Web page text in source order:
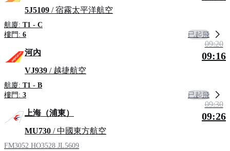
5J5109 / 宿霧太平洋航空
航廈: T1 - C
樓門: 6 已起飛
河內
VJ939 / 越捷航空
航廈: T1 - B
樓門: 3
09:20
09:16
已起飛
上海（浦東）
MU730 / 中國東方航空
FM3052 HO3528 JL5609
09:30
09:26